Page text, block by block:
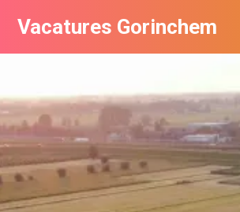
Vacatures Gorinchem
Vacatures bij bedrijven in Gorinchem
De populairste vacatures in Gorinchem
Nieuwsbrief feed